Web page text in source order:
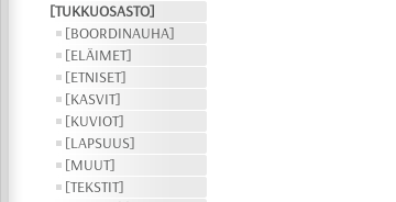
[TUKKUOSASTO]
[BOORDINAUHA]
[ELÄIMET]
[ETNISET]
[KASVIT]
[KUVIOT]
[LAPSUUS]
[MUUT]
[TEKSTIT]